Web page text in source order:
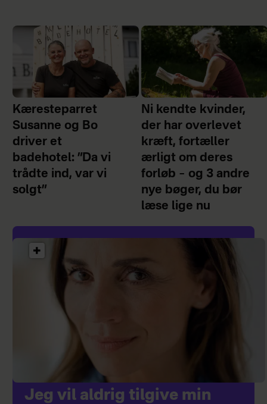
Kæresteparret
Susanne og Bo
driver et
badehotel: ”Da vi
trådte ind, var vi
solgt”
Ni kendte kvinder,
der har overlevet
kræft, fortæller
ærligt om deres
forløb – og 3 andre
nye bøger, du bør
læse lige nu
Jeg vil aldrig tilgive min